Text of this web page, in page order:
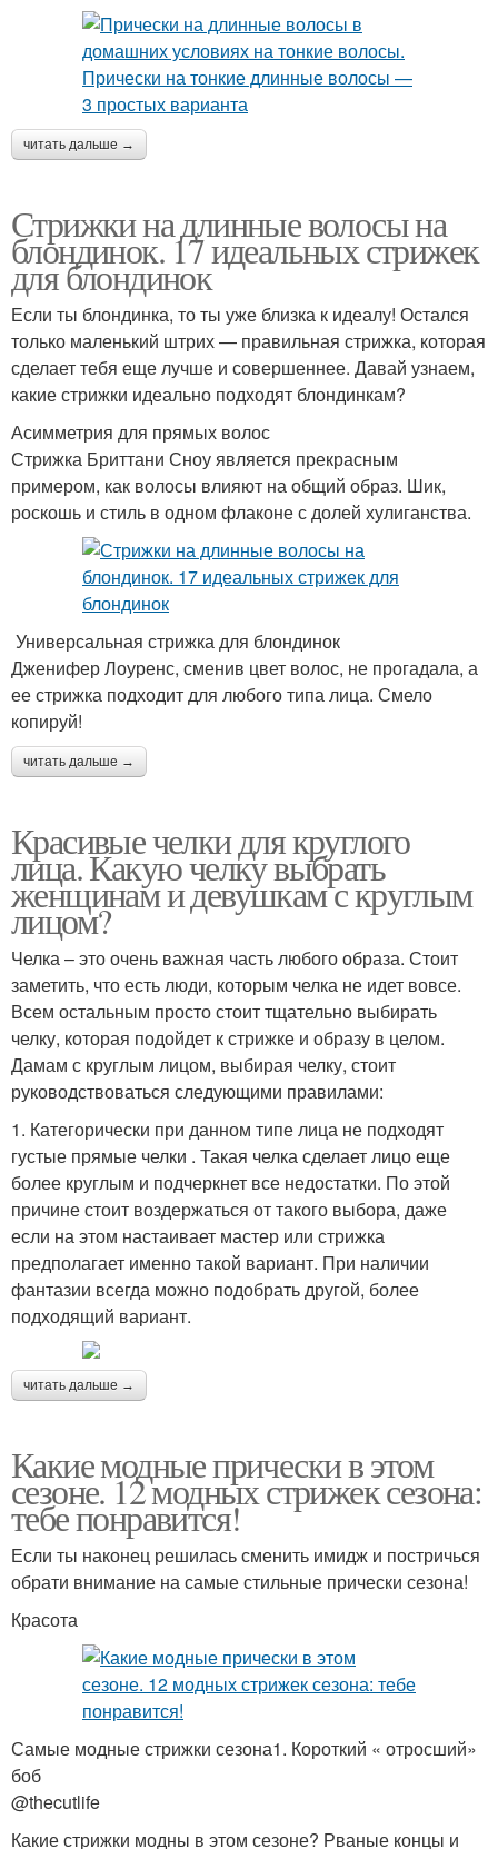
читать дальше →
Стрижки на длинные волосы на
блондинок. 17 идеальных стрижек
для блондинок
Если ты блондинка, то ты уже близка к идеалу! Остался
только маленький штрих — правильная стрижка, которая
сделает тебя еще лучше и совершеннее. Давай узнаем,
какие стрижки идеально подходят блондинкам?
Асимметрия для прямых волос
Стрижка Бриттани Сноу является прекрасным
примером, как волосы влияют на общий образ. Шик,
роскошь и стиль в одном флаконе с долей хулиганства.
Универсальная стрижка для блондинок
Дженифер Лоуренс, сменив цвет волос, не прогадала, а
ее стрижка подходит для любого типа лица. Смело
копируй!
читать дальше →
Красивые челки для круглого
лица. Какую челку выбрать
женщинам и девушкам с круглым
лицом?
Челка – это очень важная часть любого образа. Стоит
заметить, что есть люди, которым челка не идет вовсе.
Всем остальным просто стоит тщательно выбирать
челку, которая подойдет к стрижке и образу в целом.
Дамам с круглым лицом, выбирая челку, стоит
руководствоваться следующими правилами:
1. Категорически при данном типе лица не подходят
густые прямые челки . Такая челка сделает лицо еще
более круглым и подчеркнет все недостатки. По этой
причине стоит воздержаться от такого выбора, даже
если на этом настаивает мастер или стрижка
предполагает именно такой вариант. При наличии
фантазии всегда можно подобрать другой, более
подходящий вариант.
читать дальше →
Какие модные прически в этом
сезоне. 12 модных стрижек сезона:
тебе понравится!
Если ты наконец решилась сменить имидж и постричься
обрати внимание на самые стильные прически сезона!
Красота
Самые модные стрижки сезона1. Короткий « отросший»
боб
@thecutlife
Какие стрижки модны в этом сезоне? Рваные концы и